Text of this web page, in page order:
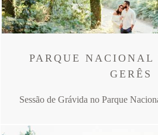
PARQUE NACIONAL
GERÊS
Sessão de Grávida no Parque